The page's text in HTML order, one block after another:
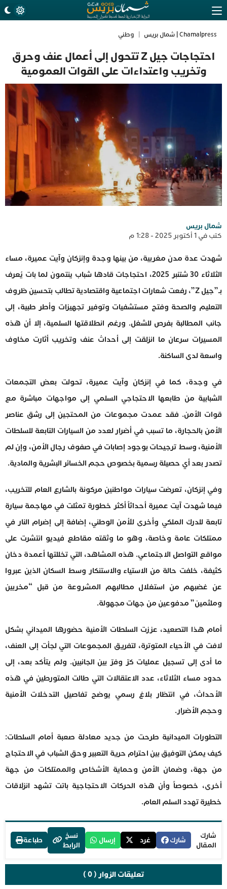
Chamalpress | شمال بريس وطني
احتجاجات جيل Z تتحول إلى أعمال عنف وحرق
وتخريب واعتداءات على القوات العمومية
شمال بريس
كتب في 1 أكتوبر 2025 - 1:28 م
شهدت عدة مدن مغربية، من بينها وجدة وإنزكان وآيت عميرة، مساء
الثلاثاء 30 شتنبر 2025، احتجاجات قادها شباب ينتمون لما بات يُعرف
بـ”جيل Z”، رفعت شعارات اجتماعية واقتصادية تطالب بتحسين ظروف
التعليم والصحة وفتح مستشفيات وتوفير تجهيزات وأطر طبية، إلى
جانب المطالبة بفرص للشغل. ورغم انطلاقتها السلمية، إلا أن هذه
المسيرات سرعان ما انزلقت إلى أحداث عنف وتخريب أثارت مخاوف
واسعة لدى الساكنة.
في وجدة، كما في إنزكان وآيت عميرة، تحولت بعض التجمعات
الشبابية من طابعها الاحتجاجي السلمي إلى مواجهات مباشرة مع
قوات الأمن. فقد عمدت مجموعات من المحتجين إلى رشق عناصر
الأمن بالحجارة، ما تسبب في أضرار لعدد من السيارات التابعة للسلطات
الأمنية، وسط ترجيحات بوجود إصابات في صفوف رجال الأمن، وإن لم
تصدر بعد أي حصيلة رسمية بخصوص حجم الخسائر البشرية والمادية.
وفي إنزكان، تعرضت سيارات مواطنين مركونة بالشارع العام للتخريب،
فيما شهدت آيت عميرة أحداثاً أكثر خطورة تمثلت في مهاجمة سيارة
تابعة للدرك الملكي وأخرى للأمن الوطني، إضافة إلى إضرام النار في
ممتلكات عامة وخاصة، وهو ما وثقته مقاطع فيديو انتشرت على
مواقع التواصل الاجتماعي. هذه المشاهد، التي تخللتها أعمدة دخان
كثيفة، خلفت حالة من الاستياء والاستنكار وسط السكان الذين عبروا
عن غضبهم من استغلال مطالبهم المشروعة من قبل “مخربين
وملثمين” مدفوعين من جهات مجهولة.
أمام هذا التصعيد، عززت السلطات الأمنية حضورها الميداني بشكل
لافت في الأحياء المتوترة، لتفريق المجموعات التي لجأت إلى العنف،
ما أدى إلى تسجيل عمليات كرّ وفرّ بين الجانبين. ولم يتأكد بعد، إلى
حدود مساء الثلاثاء، عدد الاعتقالات التي طالت المتورطين في هذه
الأحداث، في انتظار بلاغ رسمي يوضح تفاصيل التدخلات الأمنية
وحجم الأضرار.
التطورات الميدانية طرحت من جديد معادلة صعبة أمام السلطات:
كيف يمكن التوفيق بين احترام حرية التعبير وحق الشباب في الاحتجاج
من جهة، وضمان الأمن وحماية الأشخاص والممتلكات من جهة
أخرى، خصوصاً وأن هذه الحركات الاحتجاجية باتت تشهد انزلاقات
خطيرة تهدد السلم العام.
شارك
المقال
شارك غرد إرسال
نسخ
الرابط
طباعة
تعليقات الزوار ( 0 )